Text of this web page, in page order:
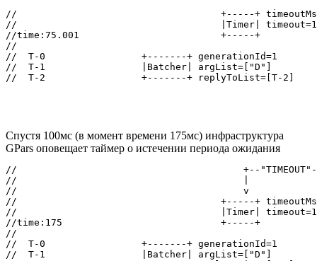
//                                    +-----+
//                                    |Timer|
//time:75.001                         +-----+
//
//  T-0                 +-------+ generationId=1
//  T-1                 |Batcher| argList=["D"]
Спустя 100мс (в момент времени 175мс) инфраструктура
GPars оповещает таймер о истечении периода ожидания
//                                        +--
//                                        |
//                                        v
//                                    +-----+
//                                    |Timer|
//time:175                            +-----+
//
//  T-0                 +-------+ generationId=1
//  T-1                 |Batcher| argList=["D"]